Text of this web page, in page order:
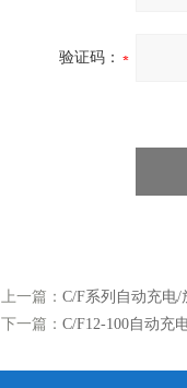
验证码：
上一篇： C/F系列自动充电/
下一篇： C/F12-100自动充